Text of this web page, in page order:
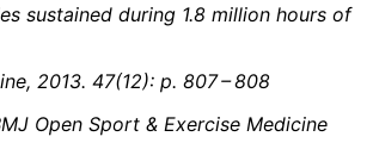
sustained during 1.8 million hours of
2013. 47(12): p. 807 – 808
Open Sport & Exercise Medicine